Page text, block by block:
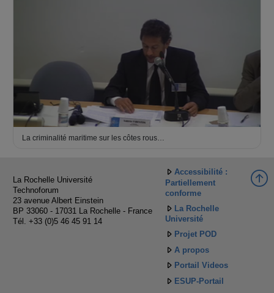
La criminalité maritime sur les côtes rous…
La Rochelle Université
Technoforum
23 avenue Albert Einstein
BP 33060 - 17031 La Rochelle - France
Tél. +33 (0)5 46 45 91 14
Accessibilité :
Partiellement
conforme
La Rochelle
Université
Projet POD
A propos
Portail Videos
ESUP-Portail